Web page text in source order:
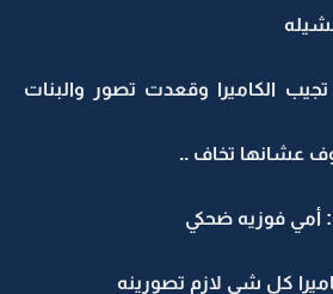
تجيب الكاميرا وقعدت تصور والبنات
عشانها تخاف ..
: أمي فوزيه ضحكي
كل شي لازم تصورينه